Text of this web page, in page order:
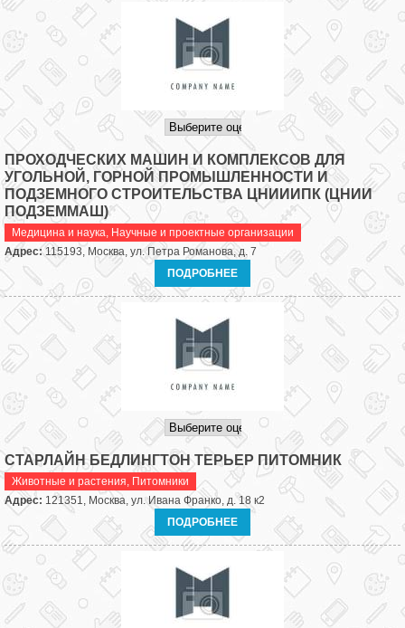
ПРОХОДЧЕСКИХ МАШИН И КОМПЛЕКСОВ ДЛЯ
УГОЛЬНОЙ, ГОРНОЙ ПРОМЫШЛЕННОСТИ И
ПОДЗЕМНОГО СТРОИТЕЛЬСТВА ЦНИИИПК (ЦНИИ
ПОДЗЕММАШ)
Медицина и наука, Научные и проектные организации
Адрес:115193, Москва, ул. Петра Романова, д. 7
ПОДРОБНЕЕ
СТАРЛАЙН БЕДЛИНГТОН ТЕРЬЕР ПИТОМНИК
Животные и растения, Питомники
Адрес: 121351, Москва, ул. Ивана Франко, д. 18 к2
ПОДРОБНЕЕ